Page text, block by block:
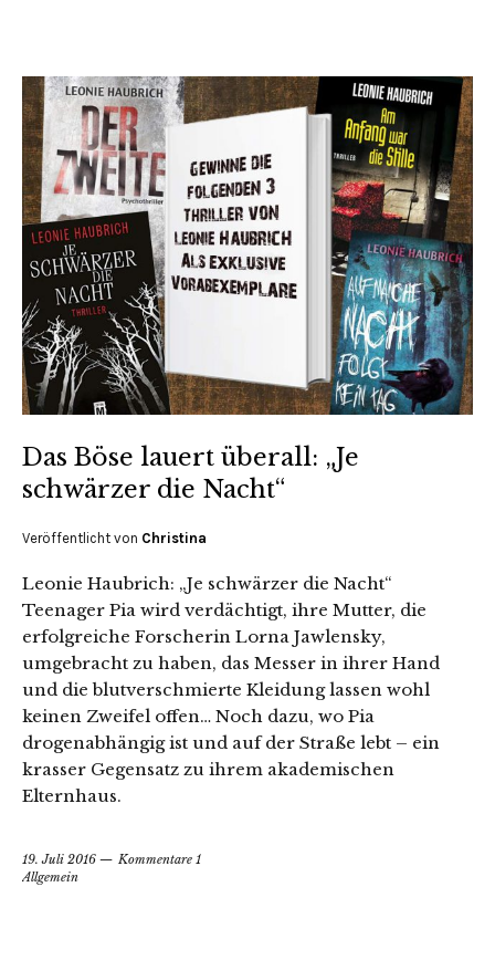
Das Böse lauert überall: „Je
schwärzer die Nacht“
Veröffentlicht von Christina
Leonie Haubrich: „Je schwärzer die Nacht“
Teenager Pia wird verdächtigt, ihre Mutter, die
erfolgreiche Forscherin Lorna Jawlensky,
umgebracht zu haben, das Messer in ihrer Hand
und die blutverschmierte Kleidung lassen wohl
keinen Zweifel offen… Noch dazu, wo Pia
drogenabhängig ist und auf der Straße lebt – ein
krasser Gegensatz zu ihrem akademischen
Elternhaus.
19. Juli 2016
Kommentare 1
Allgemein